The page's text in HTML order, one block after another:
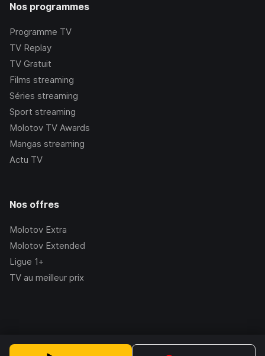
Nos programmes
Programme TV
TV Replay
TV Gratuit
Films streaming
Séries streaming
Sport streaming
Molotov TV Awards
Mangas streaming
Actu TV
Nos offres
Molotov Extra
Molotov Extended
Ligue 1+
TV au meilleur prix
2.228.1